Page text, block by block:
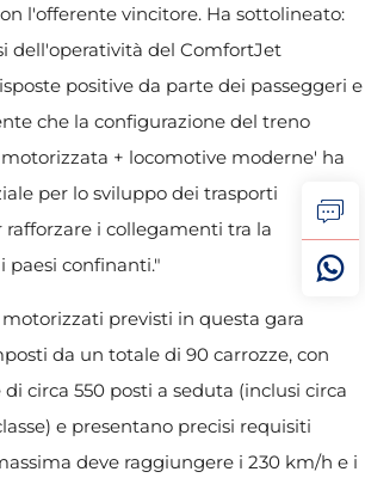
l'offerente vincitore. Ha sottolineato:
dell'operatività del ComfortJet
positive da parte dei passeggeri e
che la configurazione del treno
+ locomotive moderne' ha
per lo sviluppo dei trasporti
i collegamenti tra la
paesi confinanti."
previsti in questa gara
da un totale di 90 carrozze, con
circa 550 posti a seduta (inclusi circa
e presentano precisi requisiti
deve raggiungere i 230 km/h e i